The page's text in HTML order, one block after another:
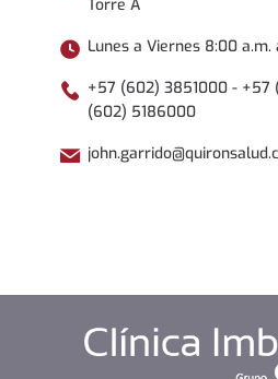
Torre A
Lunes a Viernes 8:00 a.m.
+57 (602) 3851000 - +57
(602) 5186000